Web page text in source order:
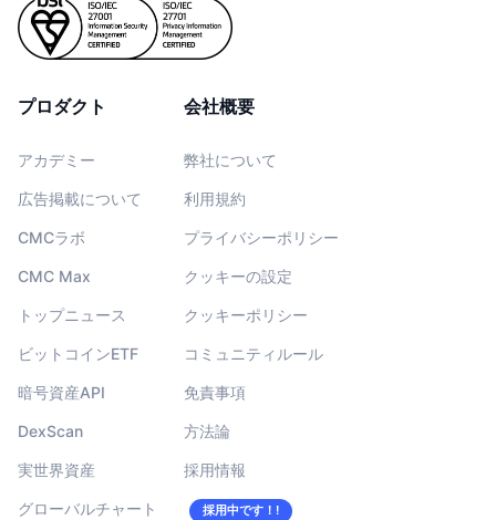
プロダクト
アカデミー
広告掲載について
CMCラボ
CMC Max
トップニュース
ビットコインETF
暗号資産API
DexScan
実世界資産
グローバルチャート
会社概要
弊社について
利用規約
プライバシーポリシー
クッキーの設定
クッキーポリシー
コミュニティルール
免責事項
方法論
採用情報
採用中です！!